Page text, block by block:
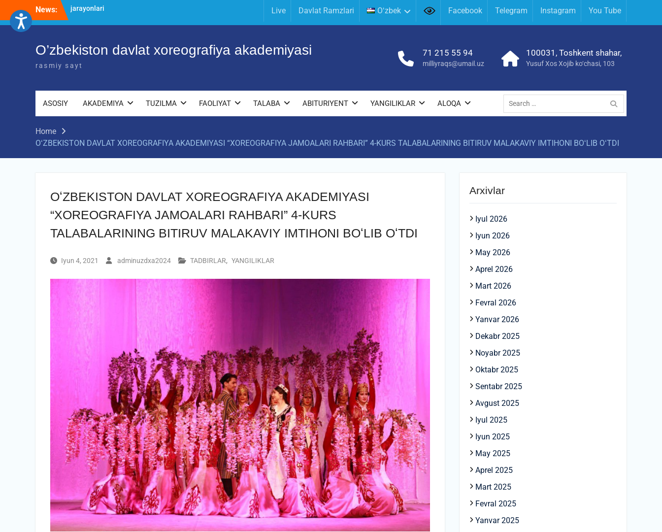
content
News:
O’ZBEKISTON DAVLAT XOREOGRAFIYA
Akademiyada kasbiy ijodiy imtihon
Live Davlat Ramzlari Oʻzbek Facebook Telegram Instagram You Tube
O’zbekiston davlat xoreografiya akademiyasi
rasmiy sayt
71 215 55 94
milliyraqs@umail.uz
100031, Toshkent shahar,
Yusuf Xos Xojib ko‘chasi, 103
ASOSIY AKADEMIYA TUZILMA FAOLIYAT TALABA ABITURIYENT YANGILIKLAR ALOQA
Search
for:
Home
OʻZBEKISTON DAVLAT XOREOGRAFIYA AKADEMIYASI “XOREOGRAFIYA JAMOALARI RAHBARI” 4-KURS TALABALARINING BITIRUV MALAKAVIY IMTIHONI BOʻLIB OʻTDI
OʻZBEKISTON DAVLAT XOREOGRAFIYA AKADEMIYASI
“XOREOGRAFIYA JAMOALARI RAHBARI” 4-KURS
TALABALARINING BITIRUV MALAKAVIY IMTIHONI BOʻLIB OʻTDI
Iyun 4, 2021 adminuzdxa2024 TADBIRLAR, YANGILIKLAR
Arxivlar
Iyul 2026
Iyun 2026
May 2026
Aprel 2026
Mart 2026
Fevral 2026
Yanvar 2026
Dekabr 2025
Noyabr 2025
Oktabr 2025
Sentabr 2025
Avgust 2025
Iyul 2025
Iyun 2025
May 2025
Aprel 2025
Mart 2025
Fevral 2025
Yanvar 2025